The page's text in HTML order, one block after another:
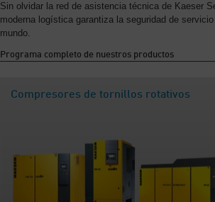
Sin olvidar la red de asistencia técnica de Kaeser
moderna logística garantiza la seguridad de
mundo.
Programa completo de nuestros productos
Compresores de tornillos rotativos